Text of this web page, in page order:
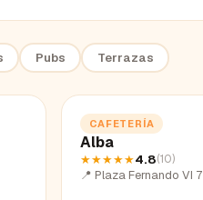
Pubs Terrazas
CAFETERÍA
Alba
★★★★★4.8(10)
📍 Plaza Fernando VI 7